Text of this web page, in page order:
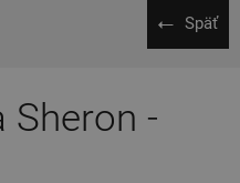
Späť
Sheron -